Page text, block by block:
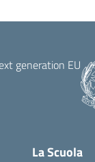
La Scuola